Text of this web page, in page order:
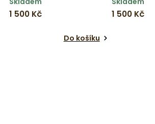
1 500 Kč
Do košíku
1 500 Kč